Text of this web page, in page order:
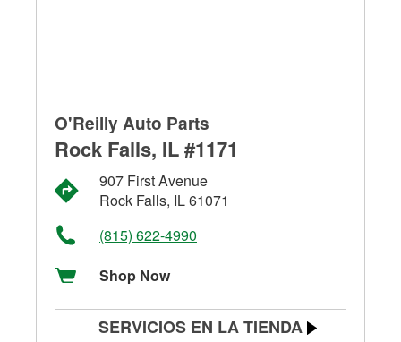
O'Reilly Auto Parts
Rock Falls, IL #1171
907 First Avenue
Rock Falls, IL 61071
(815) 622-4990
Shop Now
SERVICIOS EN LA TIENDA